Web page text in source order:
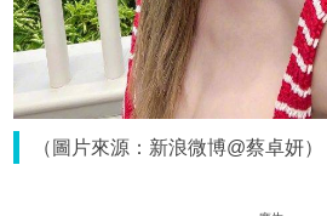
（圖片來源：新浪微博@蔡卓妍）